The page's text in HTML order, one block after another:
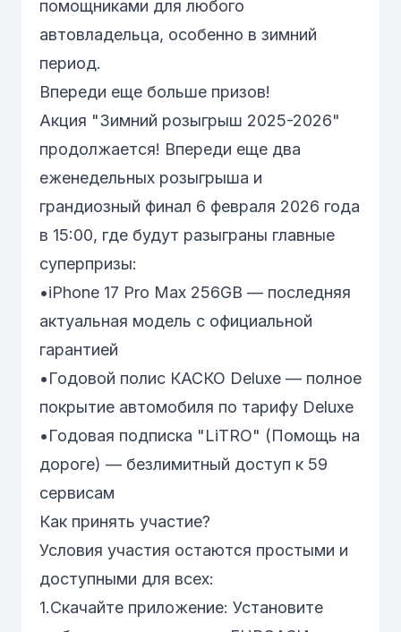
помощниками для любого
автовладельца, особенно в зимний
период.
Впереди еще больше призов!
Акция "Зимний розыгрыш 2025-2026"
продолжается! Впереди еще два
еженедельных розыгрыша и
грандиозный финал 6 февраля 2026 года
в 15:00, где будут разыграны главные
суперпризы:
•iPhone 17 Pro Max 256GB — последняя
актуальная модель с официальной
гарантией
•Годовой полис КАСКО Deluxe — полное
покрытие автомобиля по тарифу Deluxe
•Годовая подписка "LiTRO" (Помощь на
дороге) — безлимитный доступ к 59
сервисам
Как принять участие?
Условия участия остаются простыми и
доступными для всех:
1.Скачайте приложение: Установите